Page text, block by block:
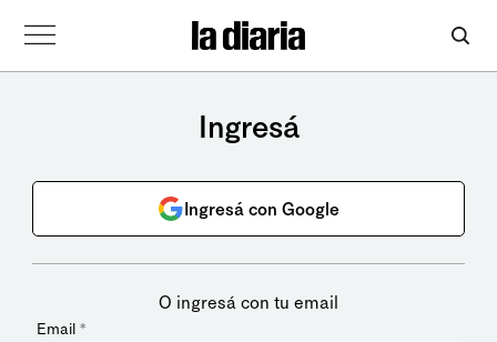
Ingresá
Ingresá con Google
O ingresá con tu email
Email *